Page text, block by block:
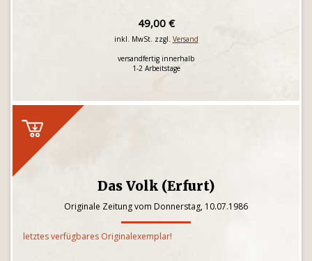
49,00 €
inkl. MwSt. zzgl. Versand
versandfertig innerhalb
1-2 Arbeitstage
Das Volk (Erfurt)
Originale Zeitung vom Donnerstag, 10.07.1986
letztes verfügbares Originalexemplar!